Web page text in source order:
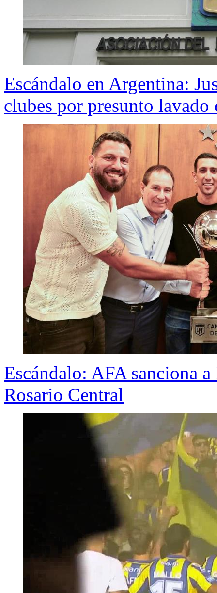
Escándalo en Argentina:
clubes por presunto lavado
Escándalo: AFA sanciona
Rosario Central